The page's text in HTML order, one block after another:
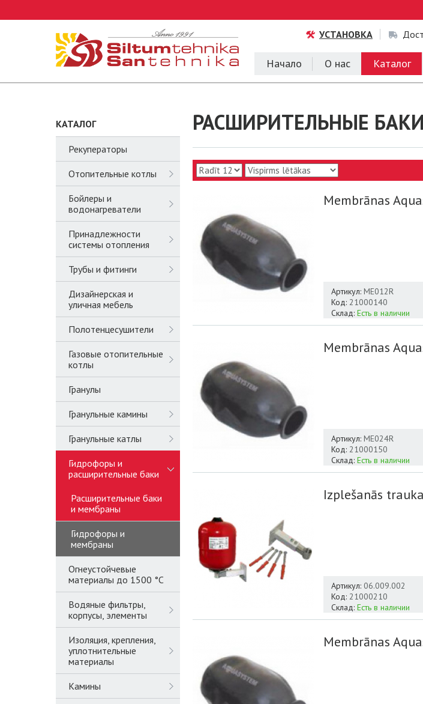
УСТАНОВКА
Начало О нас Каталог
КАТАЛОГ
Рекуператоры
Отопительные котлы
Бойлеры и
водонагреватели
Принадлежности
системы отопления
Трубы и фитинги
Дизайнерская и
уличная мебель
Полотенцесушители
Газовые отопительные
котлы
Гранулы
Гранульные камины
Гранульные катлы
Гидрофоры и
расширительные баки
Расширительные баки
и мембраны
Гидрофоры и
мембраны
Огнеустойчевые
материалы до 1500 °C
Водяные фильтры,
корпусы, элементы
Изоляция, крепления,
уплотнительные
материалы
Камины
РАСШИРИТЕЛЬНЫЕ
Membrānas
Артикул: ME012R
Код: 21000140
Склад: Есть в наличии
Membrānas
Артикул: ME024R
Код: 21000150
Склад: Есть в наличии
Izplešanās
Артикул: 06.009.002
Код: 21000210
Склад: Есть в наличии
Membrānas